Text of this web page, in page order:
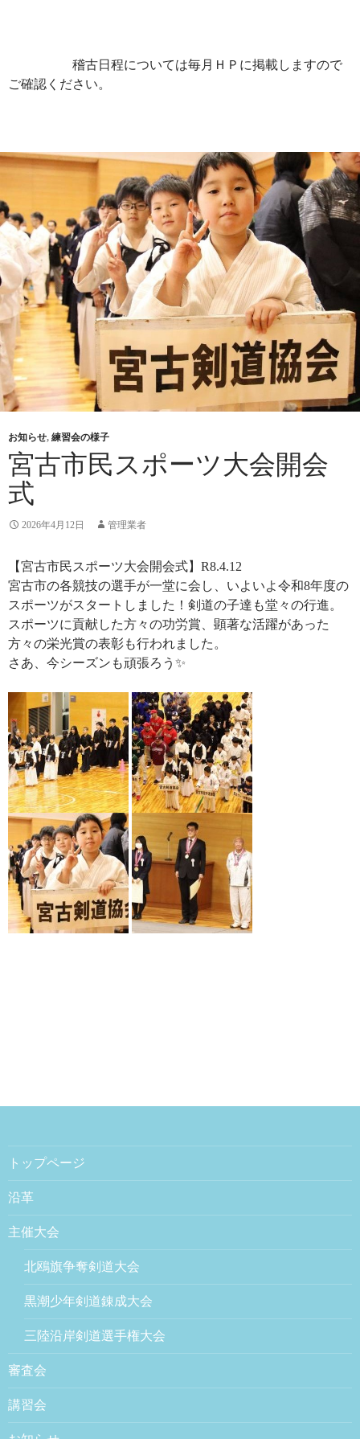
稽古日程については毎月ＨＰに掲載しますので
ご確認ください。
お知らせ, 練習会の様子
宮古市民スポーツ大会開会
式
2026年4月12日 管理業者
【宮古市民スポーツ大会開会式】R8.4.12
宮古市の各競技の選手が一堂に会し、いよいよ令和8年度の
スポーツがスタートしました！剣道の子達も堂々の行進。
スポーツに貢献した方々の功労賞、顕著な活躍があった
方々の栄光賞の表彰も行われました。
さあ、今シーズンも頑張ろう✨
トップページ
沿革
主催大会
北鴎旗争奪剣道大会
黒潮少年剣道錬成大会
三陸沿岸剣道選手権大会
審査会
講習会